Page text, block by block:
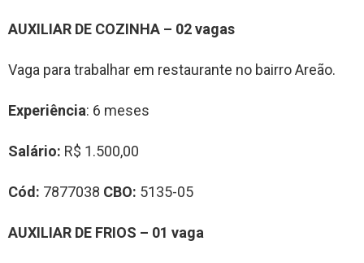
AUXILIAR DE COZINHA – 02 vagas
Vaga para trabalhar em restaurante no bairro Areão.
Experiência: 6 meses
Salário: R$ 1.500,00
Cód: 7877038 CBO: 5135-05
AUXILIAR DE FRIOS – 01 vaga